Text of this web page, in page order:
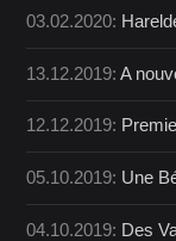
03.02.2020:
13.12.2019:A
12.12.2019:
05.10.2019: Une
04.10.2019: Des